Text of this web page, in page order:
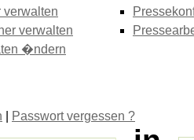
verwalten
verwalten
�ndern
Passwort vergessen ?